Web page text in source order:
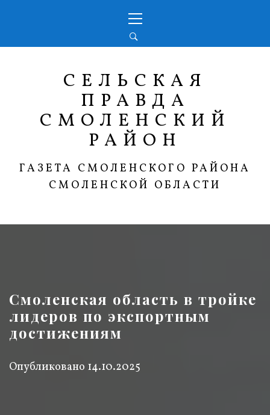
меню
СЕЛЬСКАЯ
ПРАВДА
СМОЛЕНСКИЙ
РАЙОН
ГАЗЕТА СМОЛЕНСКОГО РАЙОНА
СМОЛЕНСКОЙ ОБЛАСТИ
Смоленская область в тройке
лидеров по экспортным
достижениям
Опубликовано 14.10.2025